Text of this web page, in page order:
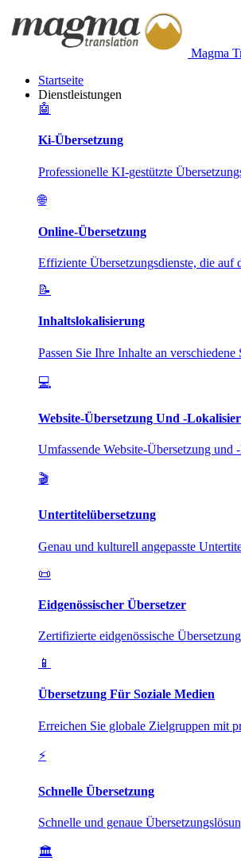
Magma
Startseite
Dienstleistungen
🤖
Ki-Übersetzung
Professionelle KI-gestützte
🌐
Online-Übersetzung
Effiziente Übersetzungsdienste, die
📝
Inhaltslokalisierung
Passen Sie Ihre Inhalte an
💻
Website-Übersetzung Und -
Umfassende Website-Übersetzung
🎬
Untertitelübersetzung
Genau und kulturell angepasste
📜
Eidgenössischer Übersetzer
Zertifizierte eidgenössische
📱
Übersetzung Für Soziale Medien
Erreichen Sie globale Zielgruppen mit
⚡
Schnelle Übersetzung
Schnelle und genaue
🏛️